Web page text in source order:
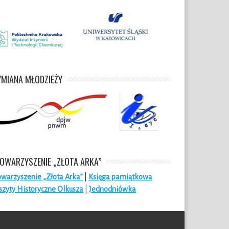
MŁODZIEŻY
„ZŁOTA ARKA”
„Złota Arka”
Księga pamiątkowa
Historyczne Olkusza |Jednodniówka